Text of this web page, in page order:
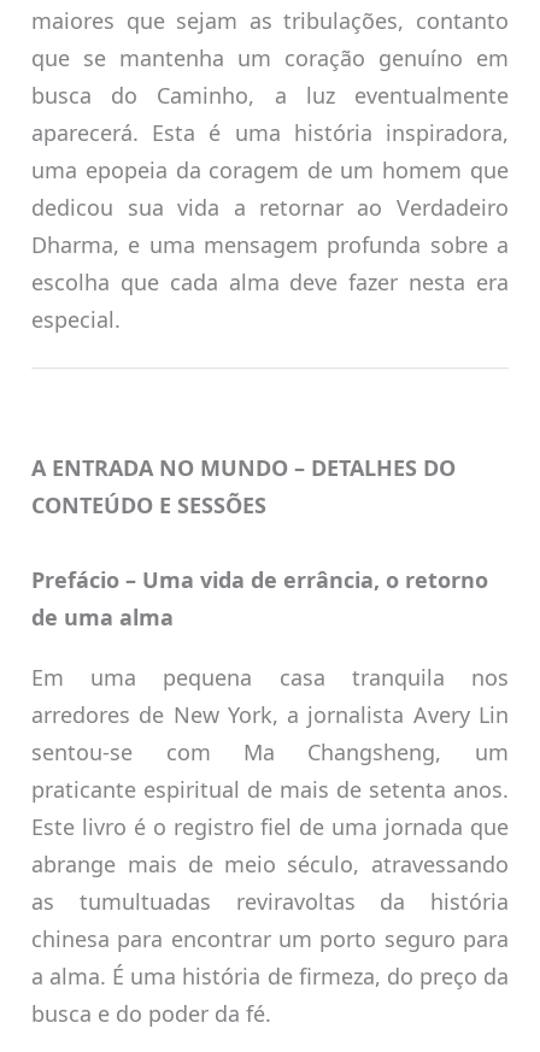
maiores que sejam as tribulações, contanto
que se mantenha um coração genuíno em
busca do Caminho, a luz eventualmente
aparecerá. Esta é uma história inspiradora,
uma epopeia da coragem de um homem que
dedicou sua vida a retornar ao Verdadeiro
Dharma, e uma mensagem profunda sobre a
escolha que cada alma deve fazer nesta era
especial.
A ENTRADA NO MUNDO – DETALHES DO
CONTEÚDO E SESSÕES
Prefácio – Uma vida de errância, o retorno
de uma alma
Em uma pequena casa tranquila nos
arredores de New York, a jornalista Avery Lin
sentou-se com Ma Changsheng, um
praticante espiritual de mais de setenta anos.
Este livro é o registro fiel de uma jornada que
abrange mais de meio século, atravessando
as tumultuadas reviravoltas da história
chinesa para encontrar um porto seguro para
a alma. É uma história de firmeza, do preço da
busca e do poder da fé.